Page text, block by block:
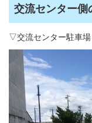
交流センター側
▽交流センター駐車場